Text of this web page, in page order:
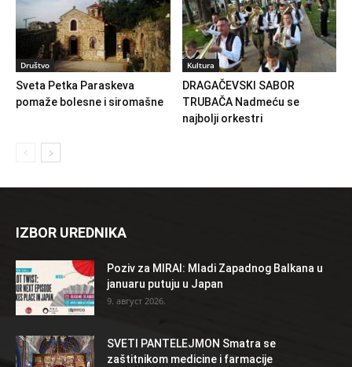
Društvo
Sveta Petka Paraskeva
pomaže bolesne i siromašne
Kultura
DRAGAČEVSKI SABOR
TRUBAČA Nadmeću se
najbolji orkestri
IZBOR UREDNIKA
Poziv za MIRAI: Mladi Zapadnog Balkana u
januaru putuju u Japan
9. август 2026.
SVETI PANTELEJMON Smatra se
zaštitnikom medicine i farmacije